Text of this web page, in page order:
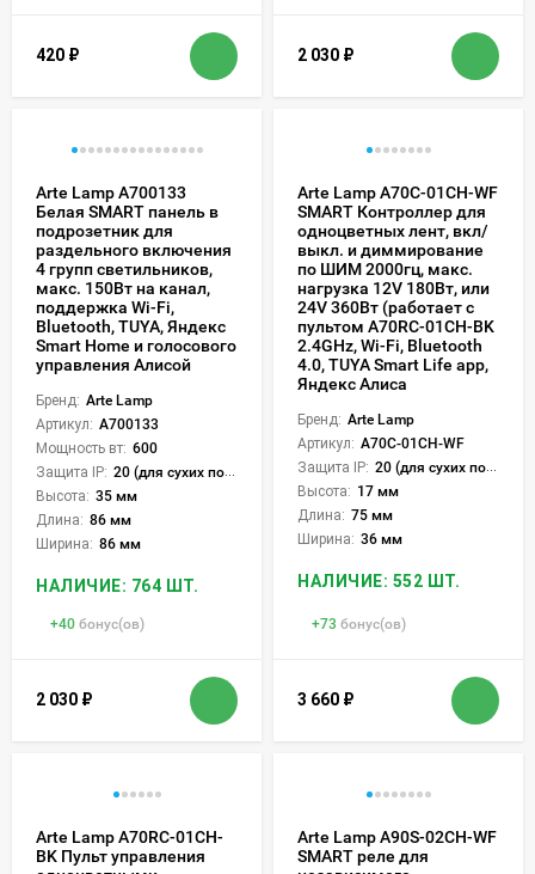
420 ₽ 2 030 ₽
Arte Lamp A700133
Белая SMART панель в
подрозетник для
раздельного включения
4 групп светильников,
макс. 150Вт на канал,
поддержка Wi-Fi,
Bluetooth, TUYA, Яндекс
Smart Home и голосового
управления Алисой
Бренд: Arte Lamp
Артикул: A700133
Мощность вт: 600
Защита IP: 20 (для сухих пом.)
Высота: 35 мм
Длина: 86 мм
Ширина: 86 мм
НАЛИЧИЕ: 764 ШТ.
+40 бонус(ов)
2 030 ₽
Arte Lamp A70C-01CH-WF
SMART Контроллер для
одноцветных лент, вкл/
выкл. и диммирование
по ШИМ 2000гц, макс.
нагрузка 12V 180Вт, или
24V 360Вт (работает с
пультом A70RC-01CH-BK
2.4GHz, Wi-Fi, Bluetooth
4.0, TUYA Smart Life app,
Яндекс Алиса
Бренд: Arte Lamp
Артикул: A70C-01CH-WF
Защита IP: 20 (для сухих пом.)
Высота: 17 мм
Длина: 75 мм
Ширина: 36 мм
НАЛИЧИЕ: 552 ШТ.
+73 бонус(ов)
3 660 ₽
Arte Lamp A70RC-01CH-
BK Пульт управления
Arte Lamp A90S-02CH-WF
SMART реле для